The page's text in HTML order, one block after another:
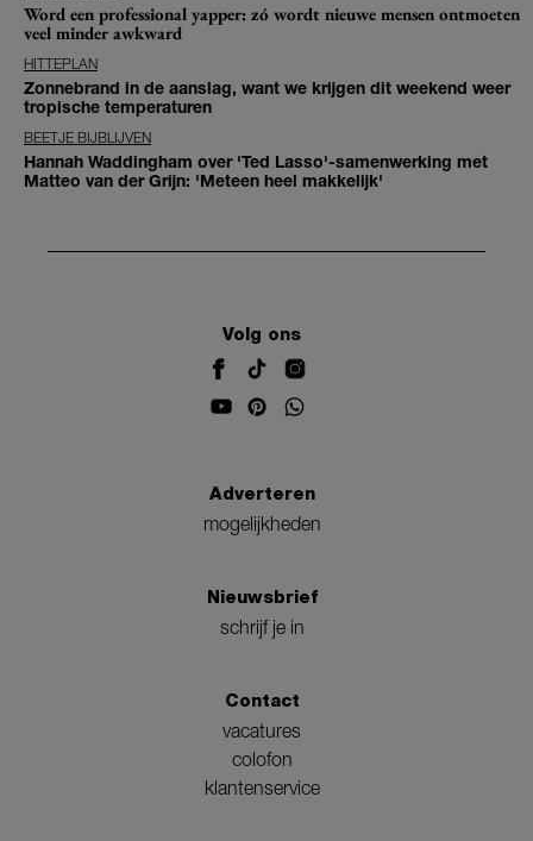
Word een professional yapper: zó wordt nieuwe mensen ontmoeten
veel minder awkward
HITTEPLAN
Zonnebrand in de aanslag, want we krijgen dit weekend weer
tropische temperaturen
BEETJE BIJBLIJVEN
Hannah Waddingham over 'Ted Lasso'-samenwerking met
Matteo van der Grijn: 'Meteen heel makkelijk'
Volg ons
Adverteren
mogelijkheden
Nieuwsbrief
schrijf je in
Contact
vacatures
colofon
klantenservice